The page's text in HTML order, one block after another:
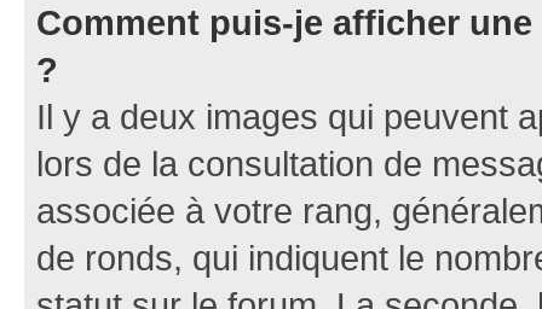
Comment puis-je afficher
?
Il y a deux images qui peuvent
lors de la consultation de
associée à votre rang,
de ronds, qui indiquent le